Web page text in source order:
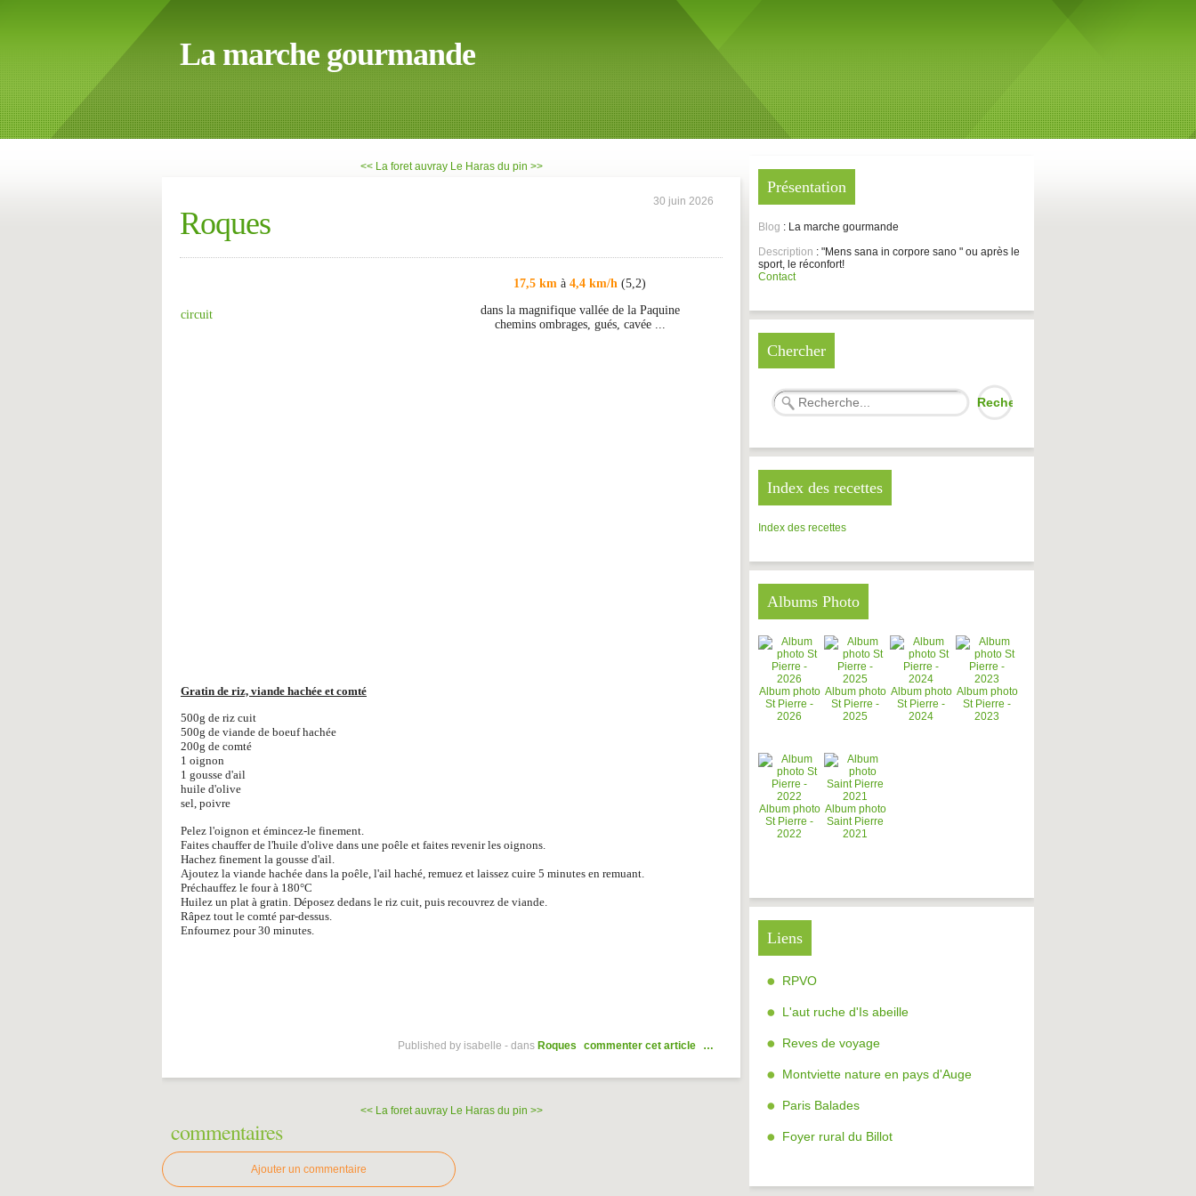
La marche gourmande
<< La foret auvray Le Haras du pin >>
30 juin 2026
Roques
circuit
17,5 km à 4,4 km/h (5,2)
dans la magnifique vallée de la Paquine
chemins ombrages, gués, cavée ...
Gratin de riz, viande hachée et comté
500g de riz cuit
500g de viande de boeuf hachée
200g de comté
1 oignon
1 gousse d'ail
huile d'olive
sel, poivre
Pelez l'oignon et émincez-le finement.
Faites chauffer de l'huile d'olive dans une poêle et faites revenir les oignons.
Hachez finement la gousse d'ail.
Ajoutez la viande hachée dans la poêle, l'ail haché, remuez et laissez cuire 5 minutes en remuant.
Préchauffez le four à 180°C
Huilez un plat à gratin. Déposez dedans le riz cuit, puis recouvrez de viande.
Râpez tout le comté par-dessus.
Enfournez pour 30 minutes.
Published by isabelle - dans Roques commenter cet article …
<< La foret auvray Le Haras du pin >>
commentaires
Ajouter un commentaire
Présentation
Blog : La marche gourmande
Description : "Mens sana in corpore sano " ou après le
sport, le réconfort!
Contact
Chercher
Index des recettes
Index des recettes
Albums Photo
Album photo
St Pierre -
2026
Album photo
St Pierre -
2025
Album photo
St Pierre -
2024
Album photo
St Pierre -
2023
Album photo
St Pierre -
2022
Album photo
Saint Pierre
2021
Liens
RPVO
L'aut ruche d'Is abeille
Reves de voyage
Montviette nature en pays d'Auge
Paris Balades
Foyer rural du Billot